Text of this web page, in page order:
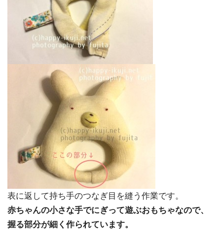
表に返して持ち手のつなぎ目を縫う作業です。
赤ちゃんの小さな手でにぎって遊ぶおもちゃなので、
握る部分が細く作られています。